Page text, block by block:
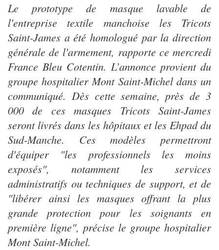
Le prototype de masque lavable de
l'entreprise textile manchoise les Tricots
Saint-James a été homologué par la direction
générale de l'armement, rapporte ce mercredi
France Bleu Cotentin. L’annonce provient du
groupe hospitalier Mont Saint-Michel dans un
communiqué. Dès cette semaine, près de 3
000 de ces masques Tricots Saint-James
seront livrés dans les hôpitaux et les Ehpad du
Sud-Manche. Ces modèles permettront
d'équiper "les professionnels les moins
exposés", notamment les services
administratifs ou techniques de support, et de
"libérer ainsi les masques offrant la plus
grande protection pour les soignants en
première ligne", précise le groupe hospitalier
Mont Saint-Michel.